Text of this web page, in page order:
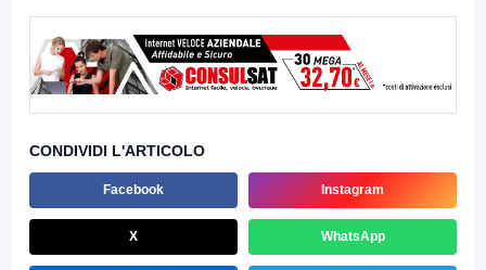
CONDIVIDI L'ARTICOLO
Facebook Instagram
X WhatsApp